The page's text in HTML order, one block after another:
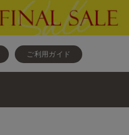
ご利用ガイド